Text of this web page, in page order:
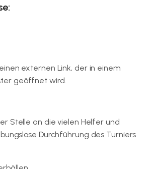
externen Link, der in einem
geöffnet wird.
Stelle an die vielen Helfer und
Durchführung des Turniers